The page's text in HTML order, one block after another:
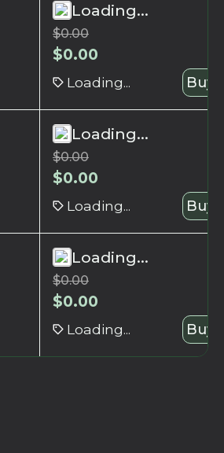
Loading...
$0.00
$0.00
Loading... Buy
Loading...
$0.00
$0.00
Loading... Buy
Loading...
$0.00
$0.00
Loading... Buy